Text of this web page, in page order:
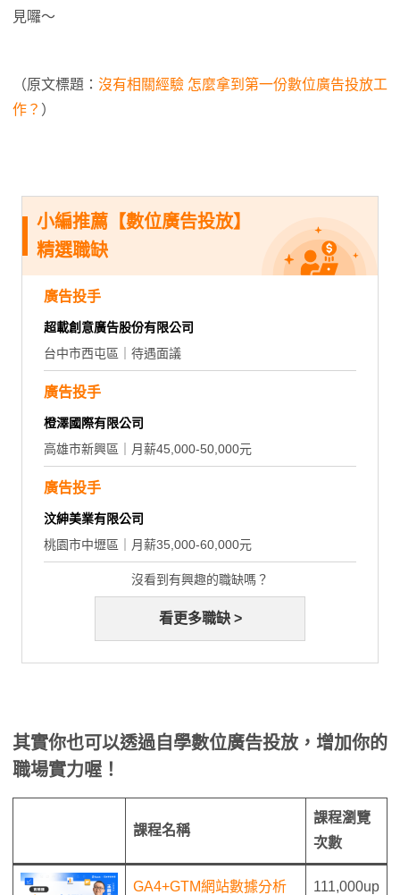
見囉～
（原文標題： 沒有相關經驗 怎麼拿到第一份數位廣告投放工
作？ ）
小編推薦【數位廣告投放】
精選職缺
廣告投手
超載創意廣告股份有限公司
台中市西屯區｜待遇面議
廣告投手
橙澤國際有限公司
高雄市新興區｜月薪45,000-50,000元
廣告投手
汶紳美業有限公司
桃園市中壢區｜月薪35,000-60,000元
沒看到有興趣的職缺嗎？
看更多職缺 >
其實你也可以透過自學數位廣告投放，增加你的
職場實力喔！
課程名稱
課程瀏覽
次數
GA4+GTM網站數據分析
111,000up